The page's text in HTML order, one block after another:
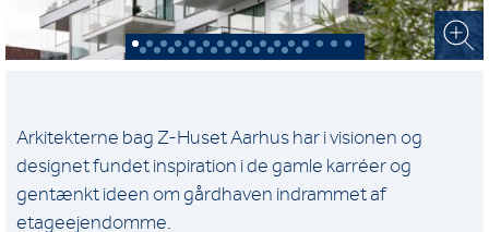
Arkitekterne bag Z-Huset Aarhus har i visionen og
designet fundet inspiration i de gamle karréer og
gentænkt ideen om gårdhaven indrammet af
etageejendomme.